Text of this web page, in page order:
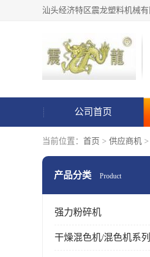
公司首页
当前位置： 首页 > 供应商机 >
产品分类 Product
强力粉碎机
干燥混色机/混色机系列